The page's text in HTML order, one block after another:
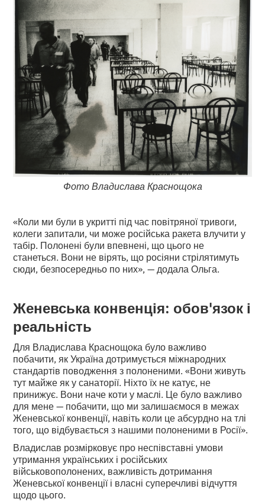
Фото Владислава Краснощока
«Коли ми були в укритті під час повітряної тривоги,
колеги запитали, чи може російська ракета влучити у
табір. Полонені були впевнені, що цього не
станеться. Вони не вірять, що росіяни стрілятимуть
сюди, безпосередньо по них», — додала Ольга.
Женевська конвенція: обов'язок і
реальність
Для Владислава Краснощока було важливо
побачити, як Україна дотримується міжнародних
стандартів поводження з полоненими. «Вони живуть
тут майже як у санаторії. Ніхто їх не катує, не
принижує. Вони наче коти у маслі. Це було важливо
для мене — побачити, що ми залишаємося в межах
Женевської конвенції, навіть коли це абсурдно на тлі
того, що відбувається з нашими полоненими в Росії».
Владислав розмірковує про неспівставні умови
утримання українських і російських
військовополонених, важливість дотримання
Женевської конвенції і власні суперечливі відчуття
щодо цього.